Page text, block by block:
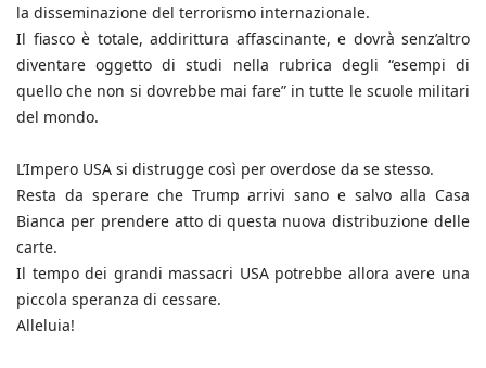
la disseminazione del terrorismo internazionale.
Il fiasco è totale, addirittura affascinante, e dovrà senz’altro
diventare oggetto di studi nella rubrica degli “esempi di
quello che non si dovrebbe mai fare” in tutte le scuole militari
del mondo.
L’Impero USA si distrugge così per overdose da se stesso.
Resta da sperare che Trump arrivi sano e salvo alla Casa
Bianca per prendere atto di questa nuova distribuzione delle
carte.
Il tempo dei grandi massacri USA potrebbe allora avere una
piccola speranza di cessare.
Alleluia!